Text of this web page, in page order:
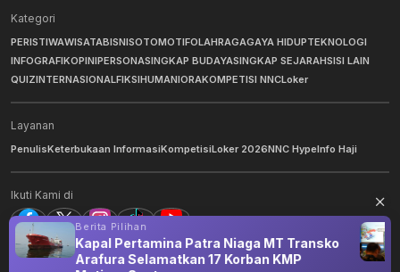
Kategori
PERISTIWAWISATABISNISOTOMOTIFOLAHRAGAGAYA HIDUPTEKNOLOGI
INFOGRAFIKOPINIPERSONASINGKAP BUDAYASINGKAP SEJARAHSISI LAIN
QUIZINTERNASIONALFIKSIHUMANIORAKOMPETISI NNCLoker
Layanan
PenulisKeterbukaan InformasiKompetisiLoker 2026NNC HypeInfo Haji
Ikuti Kami di
©2026NNC Netralnews. All Rights Reserved.
Berita Pilihan
Kapal Pertamina Patra Niaga MT Transko
Arafura Selamatkan 17 Korban KMP